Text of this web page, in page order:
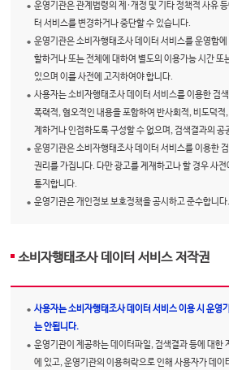
운영기관은 관계법령의 제·개정 및 기타 정책적 사유
터 서비스를 변경하거나 중단할 수 있습니다.
운영기관은 소비자행태조사 데이터 서비스를 운영함
할하거나 또는 전체에 대하여 별도의 이용가능 시간 또
있으며 이를 사전에 고지하여야 합니다.
사용자는 소비자행태조사 데이터 서비스를 이용한 검
폭력적, 혐오적인 내용을 포함하여 반사회적, 비도덕적
계하거나 인접하도록 구성할 수 없으며, 검색결과의 공
운영기관은 소비자행태조사 데이터 서비스를 이용한
권리를 가집니다. 다만 광고를 게재하고나 할 경우 사
통지합니다.
운영기관은 개인정보 보호정책을 공시하고 준수합니다.
소비자행태조사 데이터 서비스 저작권
사용자는 소비자행태조사 데이터 서비스 이용 시 운영
는 안됩니다.
운영기관이 제공하는 데이터파일, 검색결과 등에 대한
에 있고, 운영기관의 이용허락으로 인해 사용자가 데이